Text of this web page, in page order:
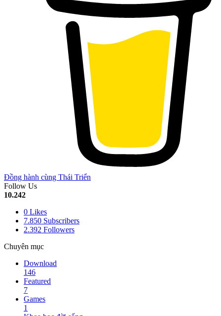
Đồng hành cùng Thái Triển
Follow Us
10.242
0 Likes
7.850 Subscribers
2.392 Followers
Chuyên mục
Download
146
Featured
7
Games
1